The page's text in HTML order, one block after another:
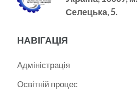
Селецька, 5.
НАВІГАЦІЯ
Адміністрація
Освітній процес